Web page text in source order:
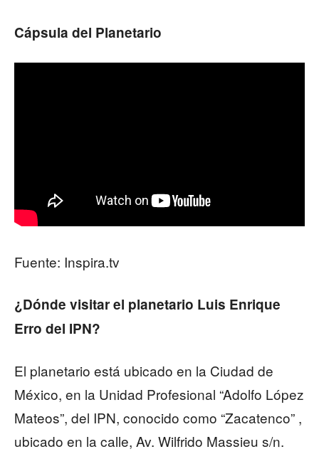
Cápsula del Planetario
Fuente: Inspira.tv
¿Dónde visitar el planetario Luis Enrique
Erro del IPN?
El planetario está ubicado en la Ciudad de
México, en la Unidad Profesional “Adolfo López
Mateos”, del IPN, conocido como “Zacatenco” ,
ubicado en la calle, Av. Wilfrido Massieu s/n.